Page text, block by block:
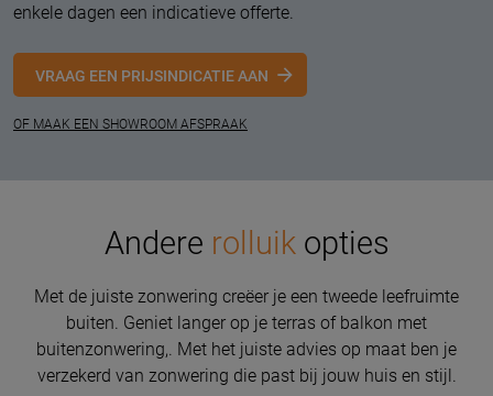
enkele dagen een indicatieve offerte.
VRAAG EEN PRIJSINDICATIE AAN
OF MAAK EEN SHOWROOM AFSPRAAK
Andere rolluikopties
Met de juiste zonwering creëer je een tweede leefruimte
buiten. Geniet langer op je terras of balkon met
buitenzonwering,. Met het juiste advies op maat ben je
verzekerd van zonwering die past bij jouw huis en stijl.